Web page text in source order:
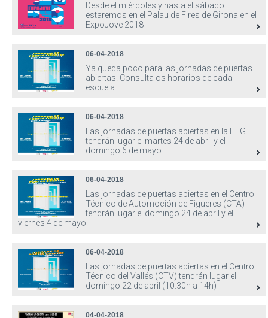
Desde el miércoles y hasta el sábado
estaremos en el Palau de Fires de Girona en el
ExpoJove 2018
06-04-2018
Ya queda poco para las jornadas de puertas
abiertas. Consulta os horarios de cada
escuela
06-04-2018
Las jornadas de puertas abiertas en la ETG
tendrán lugar el martes 24 de abril y el
domingo 6 de mayo
06-04-2018
Las jornadas de puertas abiertas en el Centro
Técnico de Automoción de Figueres (CTA)
tendrán lugar el domingo 24 de abril y el
viernes 4 de mayo
06-04-2018
Las jornadas de puertas abiertas en el Centro
Técnico del Vallés (CTV) tendrán lugar el
domingo 22 de abril (10.30h a 14h)
04-04-2018